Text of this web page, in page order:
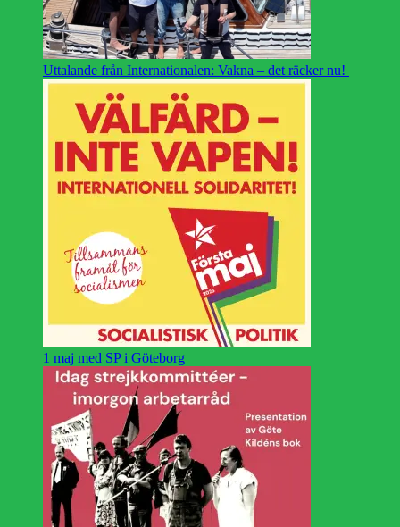
Uttalande från Internationalen: Vakna – det räcker nu!
1 maj med SP i Göteborg